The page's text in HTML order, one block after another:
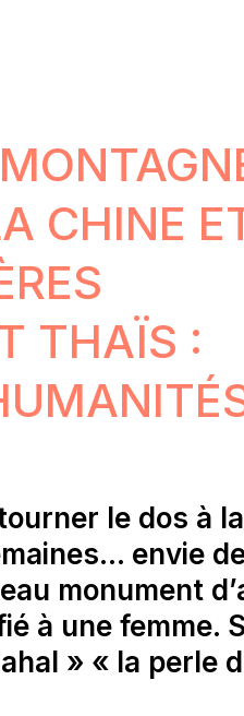
CHINE
THAÏS :
le dos à la
envie
monument
à une femme.
» « la perle